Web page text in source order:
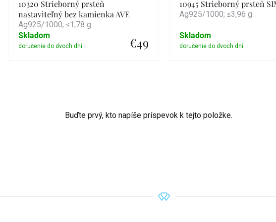
10320 Strieborný prsteň
nastaviteľný bez kamienka AVE
Ag925/1000; ≤1,78 g
€49
Skladom
10945 Strieborný prsteň
Ag925/1000; ≤3,96 g
Skladom
Buďte prvý, kto napíše príspevok k tejto položke.